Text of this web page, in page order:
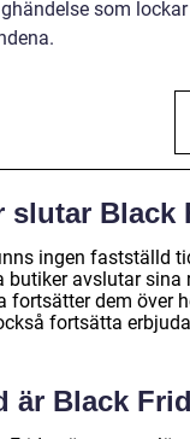
som
slutar Black
ingen fastställd
butiker avslutar sina
fortsätter dem över
fortsätta
är Black